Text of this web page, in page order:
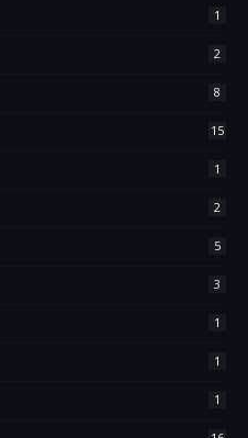
1
2
8
15
1
2
5
3
1
1
1